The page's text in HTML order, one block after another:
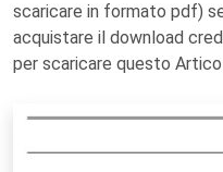
scaricare in formato pdf)
acquistare il download
per scaricare questo